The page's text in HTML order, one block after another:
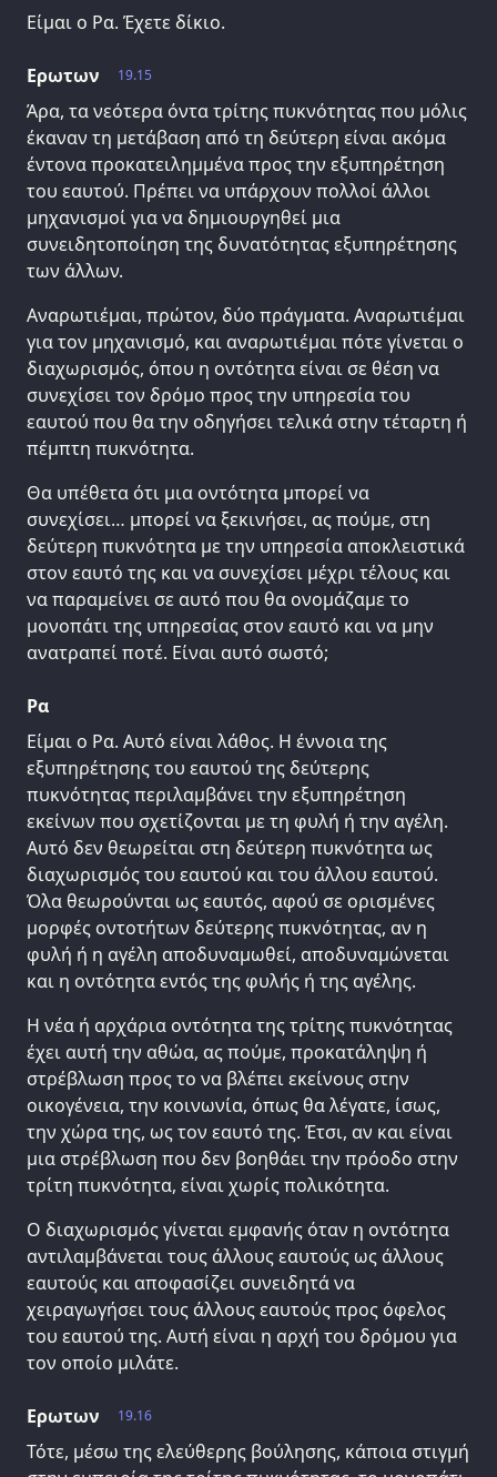
Είμαι ο Ρα. Έχετε δίκιο.
19.15
Ερωτων
Άρα, τα νεότερα όντα τρίτης πυκνότητας που μόλις
έκαναν τη μετάβαση από τη δεύτερη είναι ακόμα
έντονα προκατειλημμένα προς την εξυπηρέτηση
του εαυτού. Πρέπει να υπάρχουν πολλοί άλλοι
μηχανισμοί για να δημιουργηθεί μια
συνειδητοποίηση της δυνατότητας εξυπηρέτησης
των άλλων.
Αναρωτιέμαι, πρώτον, δύο πράγματα. Αναρωτιέμαι
για τον μηχανισμό, και αναρωτιέμαι πότε γίνεται ο
διαχωρισμός, όπου η οντότητα είναι σε θέση να
συνεχίσει τον δρόμο προς την υπηρεσία του
εαυτού που θα την οδηγήσει τελικά στην τέταρτη ή
πέμπτη πυκνότητα.
Θα υπέθετα ότι μια οντότητα μπορεί να
συνεχίσει… μπορεί να ξεκινήσει, ας πούμε, στη
δεύτερη πυκνότητα με την υπηρεσία αποκλειστικά
στον εαυτό της και να συνεχίσει μέχρι τέλους και
να παραμείνει σε αυτό που θα ονομάζαμε το
μονοπάτι της υπηρεσίας στον εαυτό και να μην
ανατραπεί ποτέ. Είναι αυτό σωστό;
Ρα
Είμαι ο Ρα. Αυτό είναι λάθος. Η έννοια της
εξυπηρέτησης του εαυτού της δεύτερης
πυκνότητας περιλαμβάνει την εξυπηρέτηση
εκείνων που σχετίζονται με τη φυλή ή την αγέλη.
Αυτό δεν θεωρείται στη δεύτερη πυκνότητα ως
διαχωρισμός του εαυτού και του άλλου εαυτού.
Όλα θεωρούνται ως εαυτός, αφού σε ορισμένες
μορφές οντοτήτων δεύτερης πυκνότητας, αν η
φυλή ή η αγέλη αποδυναμωθεί, αποδυναμώνεται
και η οντότητα εντός της φυλής ή της αγέλης.
Η νέα ή αρχάρια οντότητα της τρίτης πυκνότητας
έχει αυτή την αθώα, ας πούμε, προκατάληψη ή
στρέβλωση προς το να βλέπει εκείνους στην
οικογένεια, την κοινωνία, όπως θα λέγατε, ίσως,
την χώρα της, ως τον εαυτό της. Έτσι, αν και είναι
μια στρέβλωση που δεν βοηθάει την πρόοδο στην
τρίτη πυκνότητα, είναι χωρίς πολικότητα.
Ο διαχωρισμός γίνεται εμφανής όταν η οντότητα
αντιλαμβάνεται τους άλλους εαυτούς ως άλλους
εαυτούς και αποφασίζει συνειδητά να
χειραγωγήσει τους άλλους εαυτούς προς όφελος
του εαυτού της. Αυτή είναι η αρχή του δρόμου για
τον οποίο μιλάτε.
19.16
Ερωτων
Τότε, μέσω της ελεύθερης βούλησης, κάποια στιγμή